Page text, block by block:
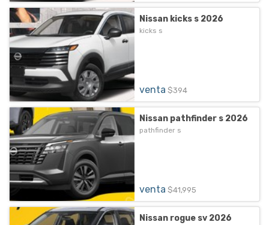
Nissan kicks s 2026
kicks s
venta $394
Nissan pathfinder s 2026
pathfinder s
venta $41,995
Nissan rogue sv 2026